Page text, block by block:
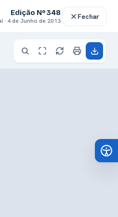
Edição Nº 348
· 4 de Junho de 2013 Fechar